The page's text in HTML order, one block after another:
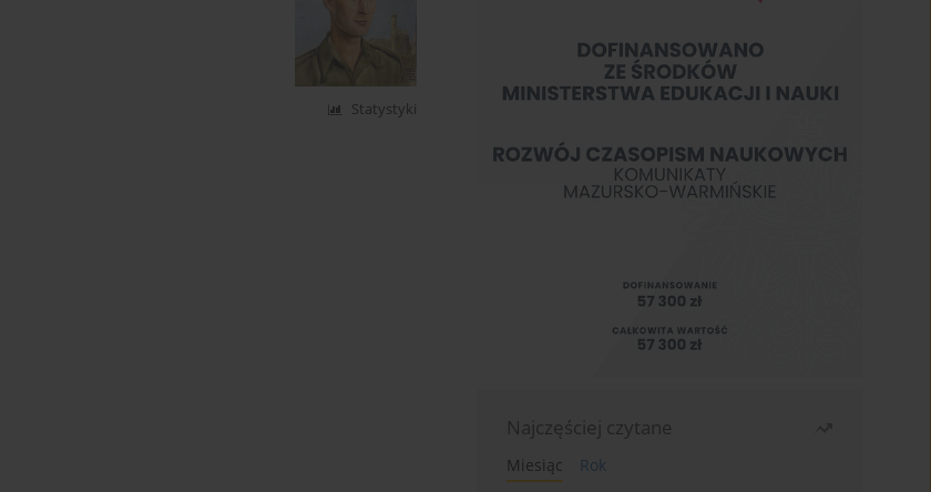
Statystyki
Najczęściej czytane
Miesiąc
Rok